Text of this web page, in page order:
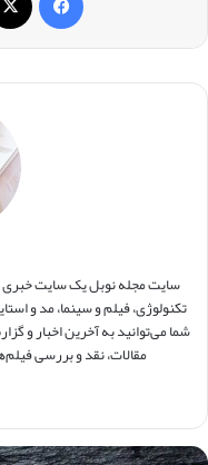
سایت مجله نوبل یک سایت
تکنولوژی، فیلم و سینما، مد و
شما می‌توانید به آخرین اخبار و
مقالات، نقد و بررسی